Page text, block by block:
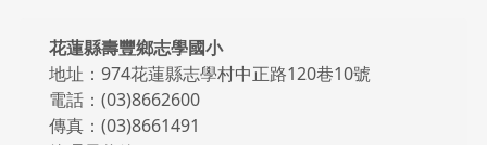
頁尾區域內容
花蓮縣壽豐鄉志學國小
地址：974花蓮縣志學村中正路120巷10號
電話：(03)8662600
傳真：(03)8661491